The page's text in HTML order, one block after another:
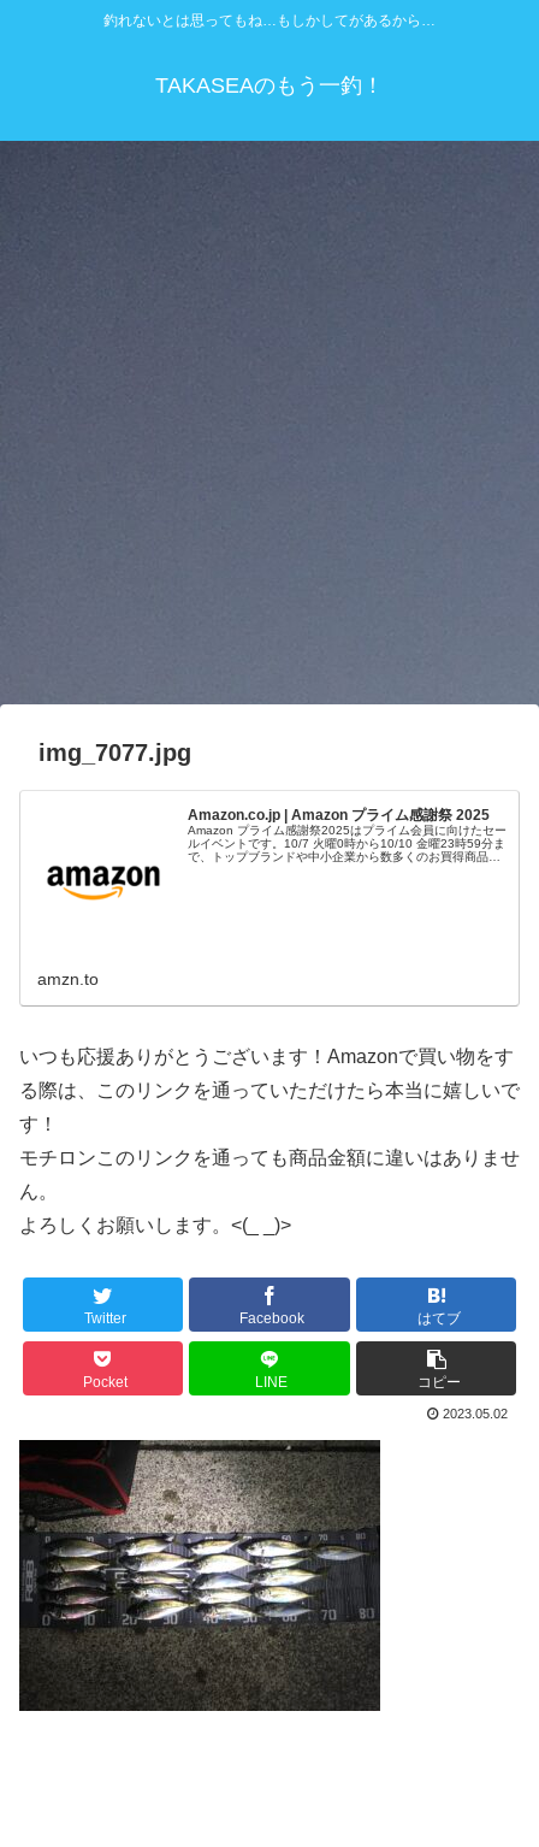
釣れないとは思ってもね…もしかしてがあるから…
TAKASEAのもう一釣！
img_7077.jpg
Amazon.co.jp | Amazon プライム感謝祭 2025
Amazon プライム感謝祭2025はプライム会員に向けたセー
ルイベントです。10/7 火曜0時から10/10 金曜23時59分ま
で、トップブランドや中小企業から数多くのお買得商品が
amzn.to
いつも応援ありがとうございます！Amazonで買い物をす
る際は、このリンクを通っていただけたら本当に嬉しいで
す！
モチロンこのリンクを通っても商品金額に違いはありませ
ん。
よろしくお願いします。<(_ _)>
Twitter Facebook はてブ
Pocket LINE コピー
2023.05.02